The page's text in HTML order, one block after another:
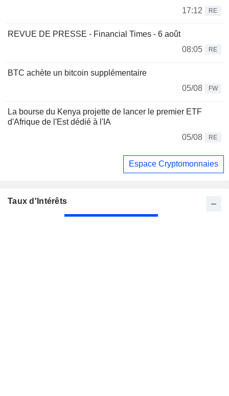
17:12
RE
REVUE DE PRESSE - Financial Times - 6 août
08:05
RE
BTC achète un bitcoin supplémentaire
05/08
FW
La bourse du Kenya projette de lancer le premier ETF
d'Afrique de l'Est dédié à l'IA
05/08
RE
Espace Cryptomonnaies
Taux d'Intérêts